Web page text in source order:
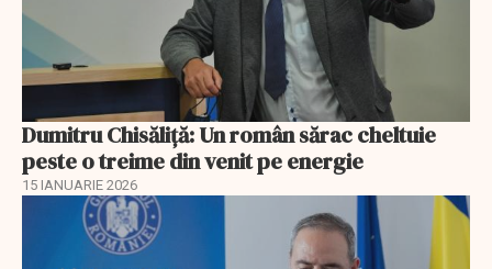
Dumitru Chisăliţă: Un român sărac cheltuie
peste o treime din venit pe energie
15 IANUARIE 2026